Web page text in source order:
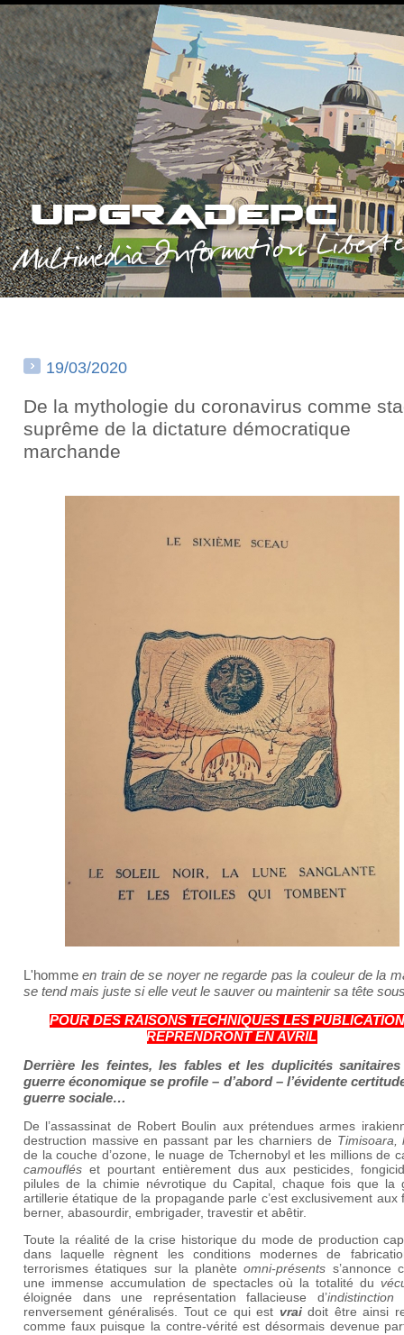
19/03/2020
De la mythologie du coronavirus comme
suprême de la dictature démocratique
marchande
L'homme en train de se noyer ne regarde pas la couleur de la
se tend mais juste si elle veut le sauver ou maintenir sa tête
POUR DES RAISONS TECHNIQUES LES
REPRENDRONT EN AVRIL
Derrière les feintes, les fables et les duplicités
guerre économique se profile – d’abord – l’évidente
guerre sociale…
De l’assassinat de Robert Boulin aux prétendues armes
destruction massive en passant par les charniers de Timisoara,
de la couche d’ozone, le nuage de Tchernobyl et les millions de
camouflés et pourtant entièrement dus aux pesticides,
pilules de la chimie névrotique du Capital, chaque fois que la
artillerie étatique de la propagande parle c’est exclusivement aux
berner, abasourdir, embrigader, travestir et abêtir.
Toute la réalité de la crise historique du mode de production
dans laquelle règnent les conditions modernes de
terrorismes étatiques sur la planèteomni-présents s’annonce
une immense accumulation de spectacles où la totalité du
éloignée dans une représentation fallacieuse d’indistinction
renversement généralisés. Tout ce qui est vrai doit être ainsi
comme faux puisque la contre-vérité est désormais devenue